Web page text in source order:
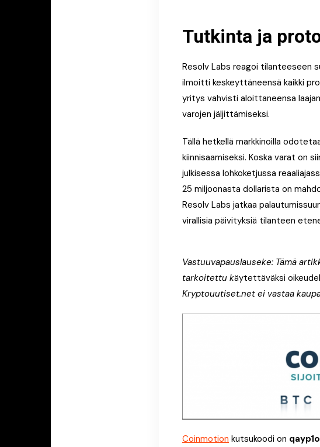
Tutkinta ja
Resolv Labs reagoi tilanteeseen
ilmoitti keskeyttäneensä kaikki
yritys vahvisti aloittaneensa
varojen jäljittämiseksi.
Tällä hetkellä markkinoilla
kiinnisaamiseksi. Koska varat on
julkisessa lohkoketjussa
25 miljoonasta dollarista on
Resolv Labs jatkaa
virallisia päivityksiä tilanteen
Vastuuvapauslauseke: Tämä
tarkoitettu käytettäväksi
Kryptouutiset.net ei vastaa
Coinmotion kutsukoodi on